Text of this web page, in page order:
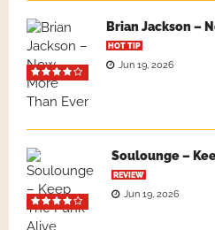
Brian Jackson –
HOT TIP
Jun 19, 2026
Soulounge –
REVIEW
Jun 19, 2026